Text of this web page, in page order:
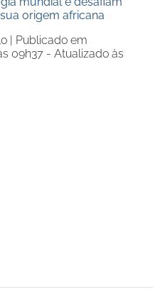
origem africana
| Publicado em
09h37 - Atualizado às